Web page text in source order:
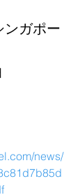
ンガポー
news/